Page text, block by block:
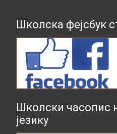
Школска фејсбук
Школски часопис
језику